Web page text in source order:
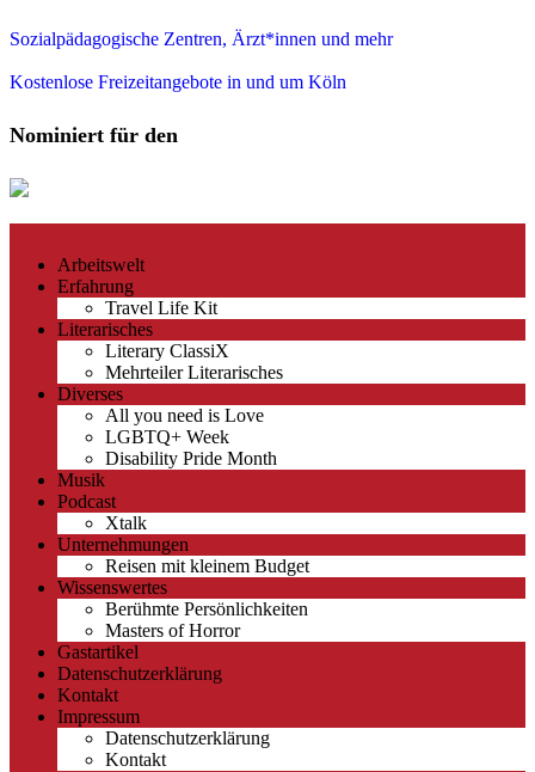
Sozialpädagogische Zentren, Ärzt*innen und mehr
Kostenlose Freizeitangebote in und um Köln
Nominiert für den
Arbeitswelt
Erfahrung
Travel Life Kit
Literarisches
Literary ClassiX
Mehrteiler Literarisches
Diverses
All you need is Love
LGBTQ+ Week
Disability Pride Month
Musik
Podcast
Xtalk
Unternehmungen
Reisen mit kleinem Budget
Wissenswertes
Berühmte Persönlichkeiten
Masters of Horror
Gastartikel
Datenschutzerklärung
Kontakt
Impressum
Datenschutzerklärung
Kontakt